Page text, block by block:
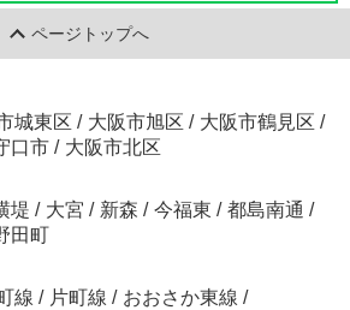
ページトップへ
城東区 / 大阪市旭区 / 大阪市鶴見区 /
口市 / 大阪市北区
堤 / 大宮 / 新森 / 今福東 / 都島南通 /
田町
線 / 片町線 / おおさか東線 /